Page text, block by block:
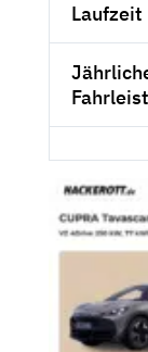
Laufzeit